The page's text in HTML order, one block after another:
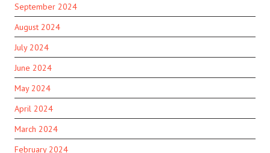
September 2024
August 2024
July 2024
June 2024
May 2024
April 2024
March 2024
February 2024